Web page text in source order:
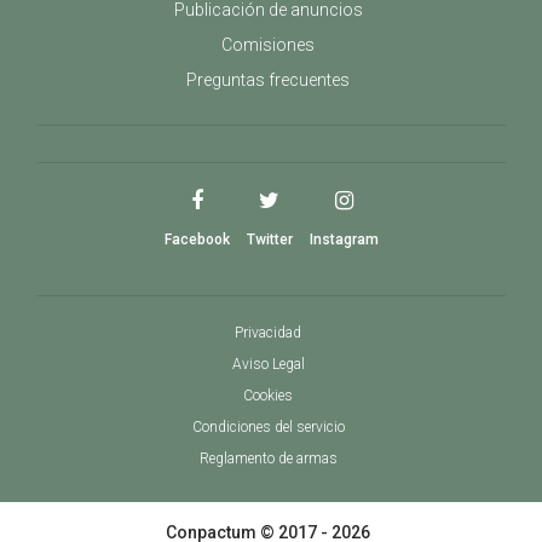
armas con una mayor seguridad. Desde fundas
para escopetas, fundas para rifles, fundas de
camuflaje, fundas para pistolas, maletines para
cartuchos, maletines para escopetas, maletines
Publicación de anuncios
Comisiones
Preguntas frecuentes
Facebook Twitter Instagram
Privacidad
Aviso Legal
Cookies
Condiciones del servicio
Reglamento de armas
Conpactum © 2017 - 2026